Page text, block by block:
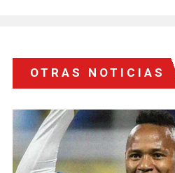
OTRAS NOTICIAS